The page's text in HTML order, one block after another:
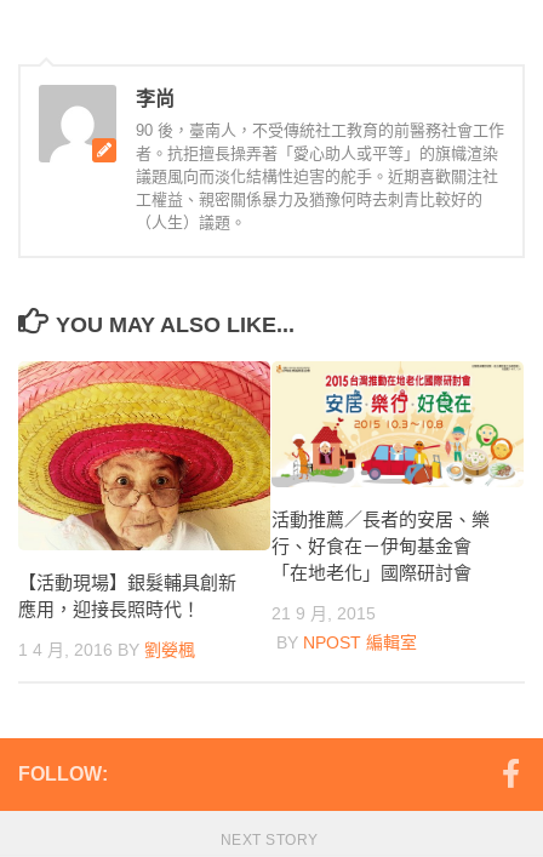
李尚
90 後，臺南人，不受傳統社工教育的前醫務社會工作
者。抗拒擅長操弄著「愛心助人或平等」的旗幟渲染
議題風向而淡化結構性迫害的舵手。近期喜歡關注社
工權益、親密關係暴力及猶豫何時去刺青比較好的
（人生）議題。
YOU MAY ALSO LIKE...
【活動現場】銀髮輔具創新
應用，迎接長照時代！
1 4 月, 2016 BY 劉嫈楓
活動推薦／長者的安居、樂
行、好食在－伊甸基金會
「在地老化」國際研討會
21 9 月, 2015
BY NPOST 編輯室
FOLLOW:
NEXT STORY